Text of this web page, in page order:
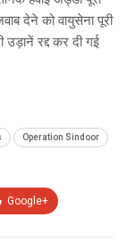
देने को वायुसेना पूरी
उड़ानें रद्द कर दी गई
Operation Sindoor
Google+